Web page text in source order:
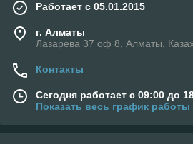
Работает с 05.01.2015
г. Алматы
Лазарева 37 оф 8, Алматы,
Контакты
Сегодня работает с 09:00 до
Показать весь график работы